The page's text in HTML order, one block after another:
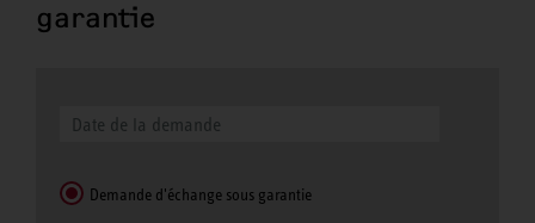
garantie
Demande d'échange sous garantie